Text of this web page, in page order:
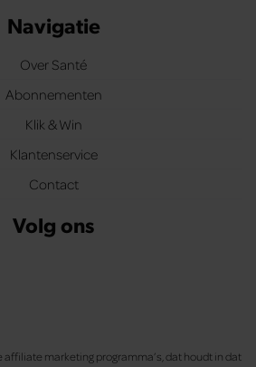
Navigatie
Over Santé
Abonnementen
Klik & Win
Klantenservice
Contact
Volg ons
marketing programma’s, dat houdt in dat